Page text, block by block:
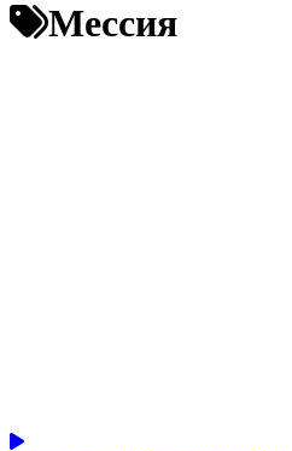
Мессия